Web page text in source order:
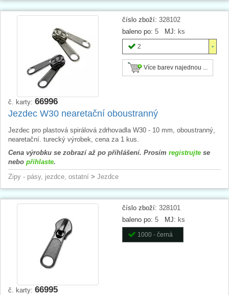
číslo zboží: 328102
baleno po: 5 MJ: ks
2
Více barev najednou ...
č. karty: 66996
Jezdec W30 nearetační oboustranný
Jezdec pro plastová spirálová zdrhovadla W30 - 10 mm, oboustranný,
nearetační. turecký výrobek, cena za 1 kus.
Cena výrobku se zobrazí až po přihlášení. Prosím registrujte se
nebo přihlaste.
Zipy - pásy, jezdce, ostatní > Jezdce
číslo zboží: 328101
baleno po: 5 MJ: ks
1000 - černá
č. karty: 66995